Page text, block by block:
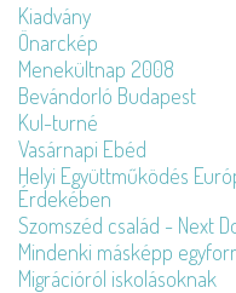
Kiadvány
Önarckép
Menekültnap 2008
Bevándorló Budapest
Kul-turné
Vasárnapi Ebéd
Helyi Együttműködés
Érdekében
Szomszéd család - Next
Mindenki másképp
Migrációról iskolásoknak